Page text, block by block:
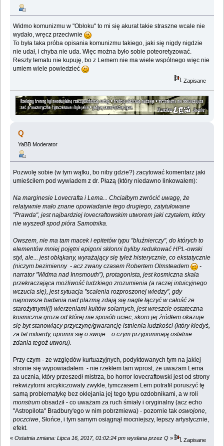
Widmo komunizmu w "Obłoku" to mi się akurat takie straszne wcale nie
wydało, wręcz przeciwnie
To była taka próba opisania komunizmu takiego, jaki się nigdy nigdzie
nie udał, i chyba nie uda. Więc można było sobie poteoretyzować.
Reszty tematu nie kupuję, bo z Lemem nie ma wiele wspólnego więc nie
umiem wiele powiedzieć
Zapisane
Q
YaBB Moderator
Pozwolę sobie (w tym wątku, bo niby gdzie?) zacytować komentarz jaki
umieściłem pod wywiadem z dr. Płazą (który niedawno linkowałem):
Na marginesie Lovecrafta i Lema... Chciałbym zwrócić uwagę, że
relatywnie mało znane opowiadanie tego drugiego, zatytułowane
"Prawda", jest najbardziej lovecraftowskim utworem jaki czytałem, który
nie wyszedł spod pióra Samotnika.
Owszem, nie ma tam macek i epitetów typu "bluźnierczy", do których to
elementów mniej pojętni epigoni skłonni byliby redukować HPL-owski
styl, ale... jest obłąkany, wyrażający się tyleż histerycznie, co ekstatycznie
(niczym bezimienny - acz zwany czasem Robertem Olmsteadem
-
narrator "Widma nad Innsmouth"), protagonista, jest kosmiczna skala
przekraczająca możliwość ludzkiego zrozumienia (a raczej intuicyjnego
wczucia się), jest sytuacja "scalenia rozproszonej wiedzy", gdy
najnowsze badania nad plazmą zdają się nagle łączyć w całość ze
starożytnymi(!) wierzeniami kultów solarnych, jest wreszcie ostateczna
kosmiczna groza od której nie sposób uciec, skoro jej źródłem okazuje
się byt stanowiący przyczynę/gwarancję istnienia ludzkości (który kiedyś,
za lat miliardy, upomni się o swoje... o czym przypominają ostatnie
zdania tegoż utworu).
Przy czym - ze względów kurtuazyjnych, podyktowanych tym na jakiej
stronie się wypowiadałem - nie rzekłem tam wprost, że uważam Lema
za ucznia, który przeszedł mistrza, bo horror lovecraftowski jest od strony
rekwizytorni arcykiczowaty zwykle, tymczasem Lem potrafił poruszyć tę
samą problematykę bez oklejania jej tego typu ozdobnikami, a w roli
monstrum obsadził - co uważam za ruch śmiały i oryginalny (acz echo
"Astropilota" Bradbury'ego w nim pobrzmiewa) - pozornie takoswojone
poczciwe , Słońce, i tym samym osiągnął mocniejszy, lepszy artystycznie,
efekt.
« Ostatnia zmiana: Lipca 16, 2017, 01:02:24 pm wysłana przez Q » Zapisane